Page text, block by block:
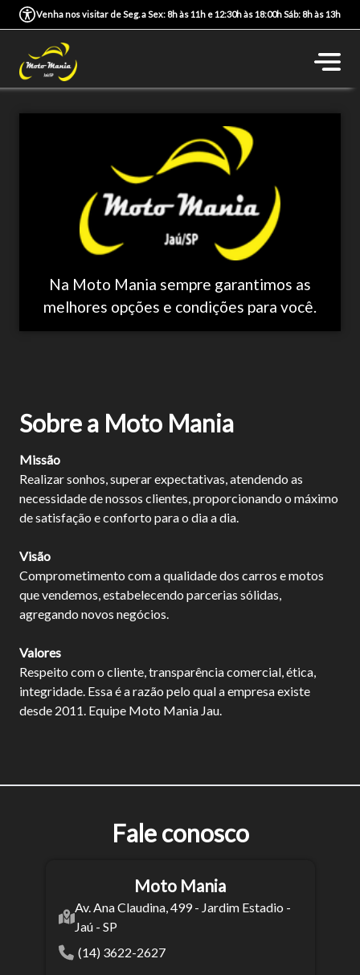
Tamanho do texto
Venha nos visitar de Seg. a Sex: 8h às 11h e 12:30h às 18:00h Sáb: 8h às 13h
Na Moto Mania sempre garantimos as
melhores opções e condições para você.
Sobre a Moto Mania
Missão
Realizar sonhos, superar expectativas, atendendo as
necessidade de nossos clientes, proporcionando o máximo
de satisfação e conforto para o dia a dia.
Visão
Comprometimento com a qualidade dos carros e motos
que vendemos, estabelecendo parcerias sólidas,
agregando novos negócios.
Valores
Respeito com o cliente, transparência comercial, ética,
integridade. Essa é a razão pelo qual a empresa existe
desde 2011. Equipe Moto Mania Jau.
Fale conosco
Moto Mania
Av. Ana Claudina, 499 - Jardim Estadio -
Jaú - SP
(14) 3622-2627